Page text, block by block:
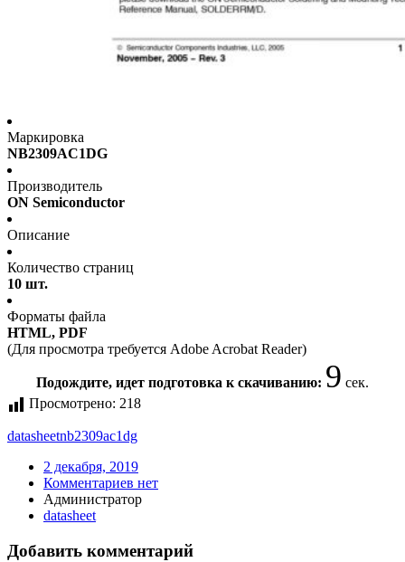
Маркировка
NB2309AC1DG
Производитель
ON Semiconductor
Описание
Количество страниц
10 шт.
Форматы файла
HTML, PDF
(Для просмотра требуется Adobe Acrobat Reader)
Подождите, идет подготовка к скачиванию: 9 сек.
Просмотрено: 218
datasheetnb2309ac1dg
2 декабря, 2019
Комментариев нет
Администратор
datasheet
Добавить комментарий